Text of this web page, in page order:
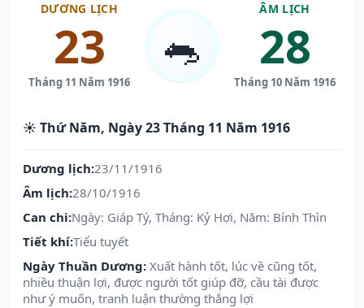
DƯƠNG LỊCH
23
Tháng 11 Năm 1916
🐀
ÂM LỊCH
28
Tháng 10 Năm 1916
☀️ Thứ Năm, Ngày 23 Tháng 11 Năm 1916
Dương lịch:23/11/1916
Âm lịch:28/10/1916
Can chi:Ngày: Giáp Tý, Tháng: Kỷ Hợi, Năm: Bính Thìn
Tiết khí:Tiểu tuyết
Ngày Thuần Dương: Xuất hành tốt, lúc về cũng tốt,
nhiều thuận lợi, được người tốt giúp đỡ, cầu tài được
như ý muốn, tranh luận thường thắng lợi